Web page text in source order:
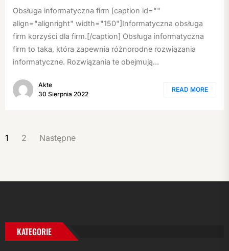
Obsługa informatyczna firm [caption id=""
align="alignright" width="150"]Informatyczna obsługa
firm korzyści dla firm.[/caption] Obsługa informatyczna
firm to taka, która zapewnia różnorodne rozwiązania
informatyczne. Rozwiązania te obejmują...
Akte
30 Sierpnia 2022
READ MORE
STRONICOWANIE
1 2 Następne
KATEGORIE